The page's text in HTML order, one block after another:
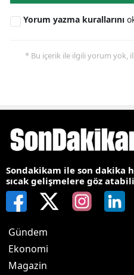
Yorum yazma kurallarını
* Bu içerik ile ilgili yorum yok,
Sondakikam ile son dakika
sıcak gelişmelere göz
Gündem
Ekonomi
Magazin